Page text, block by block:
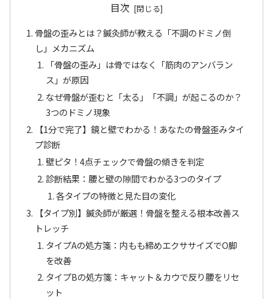
目次
骨盤の歪みとは？鍼灸師が教える「不調のドミノ倒
し」メカニズム
「骨盤の歪み」は骨ではなく「筋肉のアンバラン
ス」が原因
なぜ骨盤が歪むと「太る」「不調」が起こるのか？
3つのドミノ現象
【1分で完了】鏡と壁でわかる！あなたの骨盤歪みタイ
プ診断
壁ピタ！4点チェックで骨盤の傾きを判定
診断結果：腰と壁の隙間でわかる3つのタイプ
各タイプの特徴と見た目の変化
【タイプ別】鍼灸師が厳選！骨盤を整える根本改善ス
トレッチ
タイプAの処方箋：内もも締めエクササイズでO脚
を改善
タイプBの処方箋：キャット＆カウで反り腰をリセ
ット